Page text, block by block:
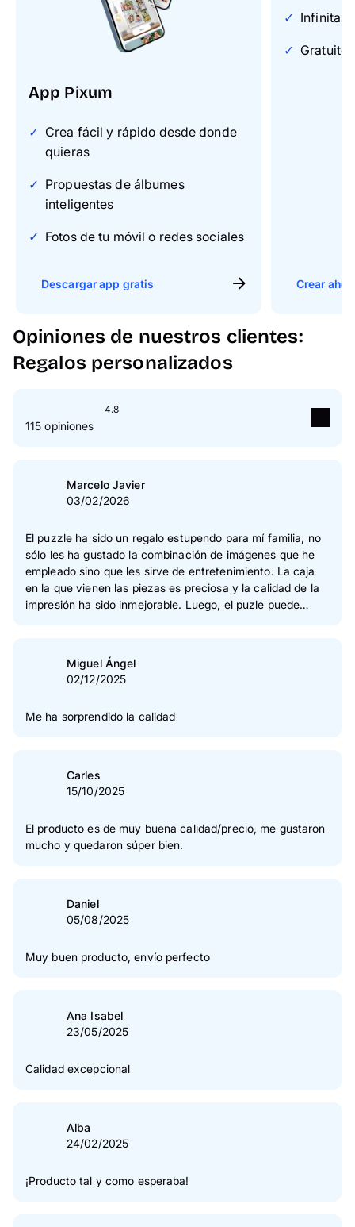
App Pixum
Crea fácil y rápido desde donde
quieras
Propuestas de álbumes
inteligentes
Fotos de tu móvil o redes sociales
Descargar app gratis
Infinitas
Gratuito
Crear
Opiniones de nuestros clientes:
Regalos personalizados
4.8
115 opiniones
Estrella(s)
Estrella(s)
2
Estrella(s)
1 Estrella(s) 1 %
Verificación de las opiniones
Marcelo Javier
03/02/2026
El puzzle ha sido un regalo estupendo para mí familia, no
sólo les ha gustado la combinación de imágenes que he
empleado sino que les sirve de entretenimiento. La caja
en la que vienen las piezas es preciosa y la calidad de la
impresión ha sido inmejorable. Luego, el puzle puede
casa. Enhorabuena a Pixum, una vez más, por vuestro
excelente servicio.
Miguel Ángel
02/12/2025
Me ha sorprendido la calidad
Carles
15/10/2025
El producto es de muy buena calidad/precio, me gustaron
mucho y quedaron súper bien.
Daniel
05/08/2025
Muy buen producto, envío perfecto
Ana Isabel
23/05/2025
Calidad excepcional
Alba
24/02/2025
¡Producto tal y como esperaba!